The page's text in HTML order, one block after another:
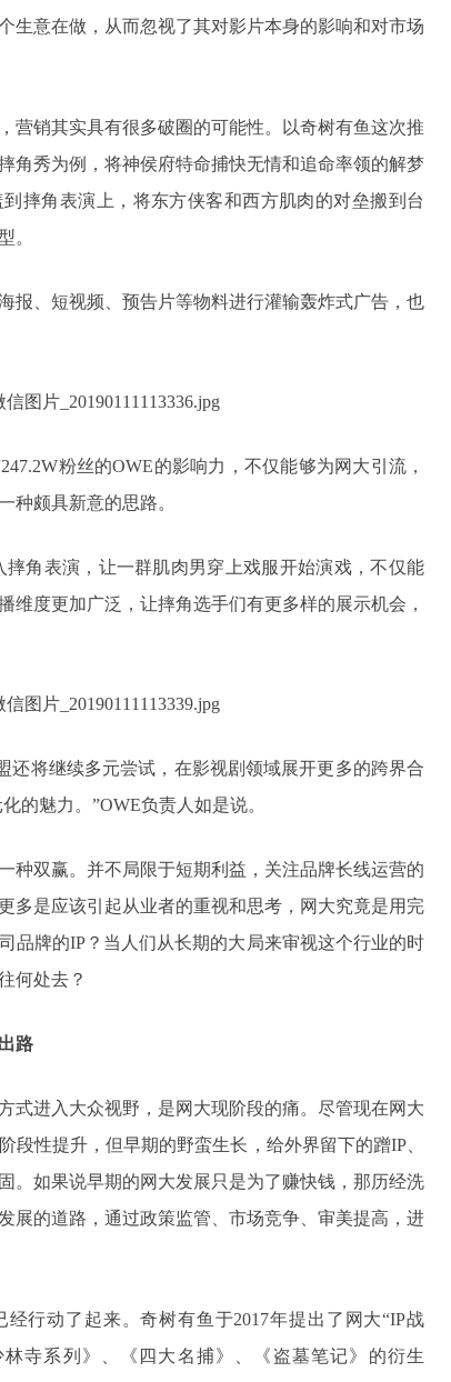
生意在做，从而忽视了其对影片本身的影响和对市场
营销其实具有很多破圈的可能性。以奇树有鱼这次推
角秀为例，将神侯府特命捕快无情和追命率领的解梦
摔角表演上，将东方侠客和西方肌肉的对垒搬到台
。
报、短视频、预告片等物料进行灌输轰炸式广告，也
粉丝的OWE的影响力，不仅能够为网大引流，
种颇具新意的思路。
角表演，让一群肌肉男穿上戏服开始演戏，不仅能
维度更加广泛，让摔角选手们有更多样的展示机会，
还将继续多元尝试，在影视剧领域展开更多的跨界合
的魅力。”OWE负责人如是说。
种双赢。并不局限于短期利益，关注品牌长线运营的
多是应该引起从业者的重视和思考，网大究竟是用完
品牌的IP？当人们从长期的大局来审视这个行业的时
何处去？
路
式进入大众视野，是网大现阶段的痛。尽管现在网大
段性提升，但早期的野蛮生长，给外界留下的蹭IP、
。如果说早期的网大发展只是为了赚快钱，那历经洗
展的道路，通过政策监管、市场竞争、审美提高，进
行动了起来。奇树有鱼于2017年提出了网大“IP战
寺系列》、《四大名捕》、《盗墓笔记》的衍生